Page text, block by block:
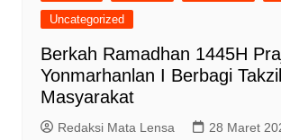
Uncategorized
Berkah Ramadhan 1445H
Yonmarhanlan I Berbagi
Masyarakat
Redaksi Mata Lensa 28 Maret